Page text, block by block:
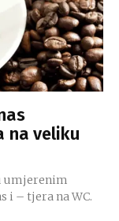
na veliku
umjerenim
i – tjera na WC.